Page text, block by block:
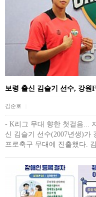
보령 출신 김슬기 선수, 강원
김준호
- K리그 무대 향한 첫걸음...
신 김슬기 선수(2007년생)가
프로축구 무대에 진출했다.